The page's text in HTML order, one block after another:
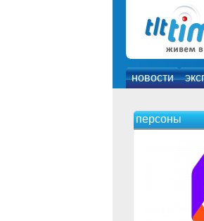
новости
персоны